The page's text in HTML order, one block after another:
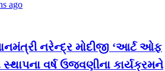
ago
નરેન્દ્ર મોદીજી ‘આર્ટ ઓફ
સ્થાપના વર્ષ ઉજવણીના કાર્યક્રમને